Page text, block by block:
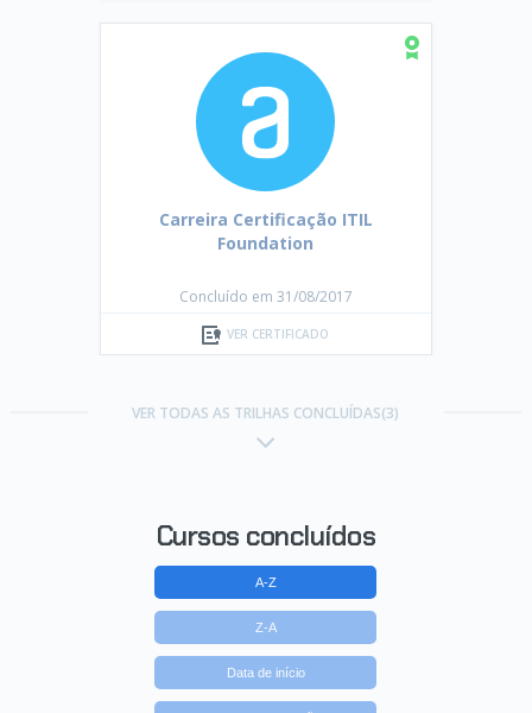
Carreira Certificação ITIL
Foundation
Concluído em 31/08/2017
VER CERTIFICADO
VER TODAS AS TRILHAS CONCLUÍDAS(3)
Cursos concluídos
A-Z
Z-A
Data de início